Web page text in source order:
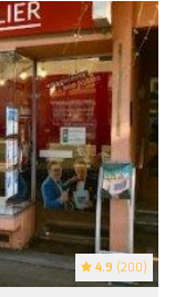
4.9 (200)